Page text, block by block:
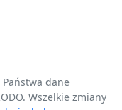
dane
Wszelkie zmiany